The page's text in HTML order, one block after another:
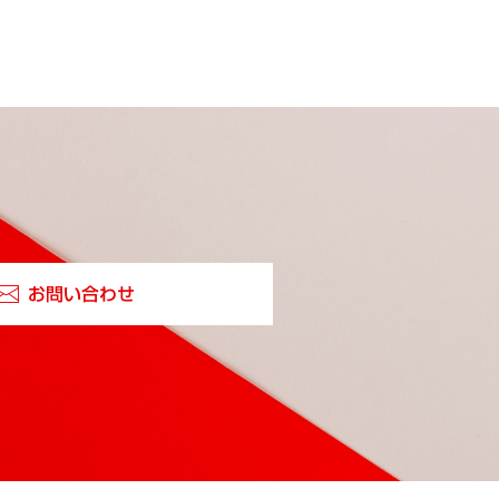
お問い合わせ